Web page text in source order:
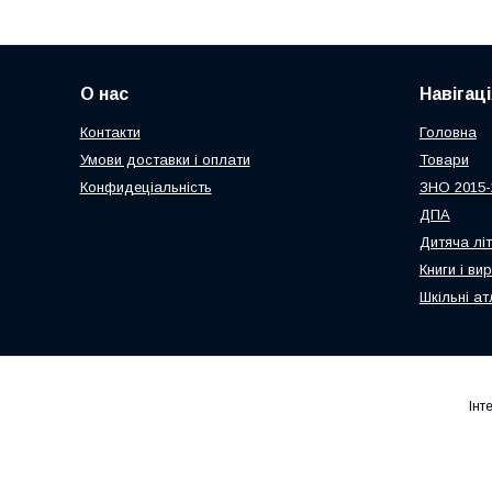
О нас
Контакти
Умови доставки і оплати
Конфидеціальність
Головна
Товари
ЗНО 2015-
ДПА
Дитяча
Книги і
Шкільні